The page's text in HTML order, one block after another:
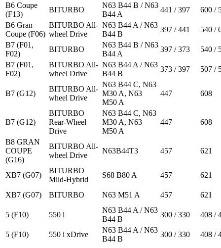
B6 Coupe
(F13)
BITURBO
N63 B44 B / N63
B44 A
441 / 397
600 /
B6 Gran
Coupe (F06)
BITURBO All-
wheel Drive
N63 B44 A / N63
B44 B
397 / 441
540 /
B7 (F01,
F02)
BITURBO
N63 B44 B / N63
B44 A
397 / 373
540 /
B7 (F01,
F02)
BITURBO All-
wheel Drive
N63 B44 A / N63
B44 B
373 / 397 507 /
B7 (G12)
BITURBO All-
wheel Drive
N63 B44 C, N63
M30 A, N63
M50 A
447 608
B7 (G12)
BITURBO
Rear-Wheel
Drive
N63 B44 C, N63
M30 A, N63
M50 A
447 608
B8 GRAN
COUPE
(G16)
BITURBO All-
wheel Drive
N63B44T3 457 621
XB7 (G07)
BITURBO
Mild-Hybrid
S68 B80 A 457 621
XB7 (G07) BITURBO N63 M51 A 457 621
5 (F10) 550 i
N63 B44 A / N63
B44 B
300 / 330 408 /
5 (F10) 550 i xDrive
N63 B44 A / N63
B44 B
300 / 330 408 /